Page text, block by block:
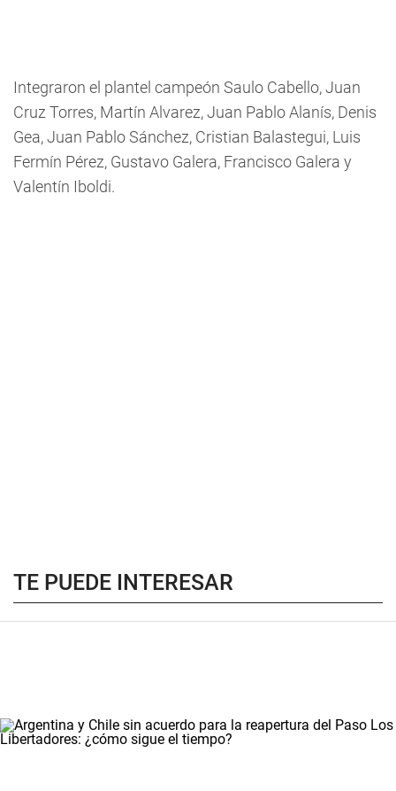
Integraron el plantel campeón Saulo Cabello, Juan
Cruz Torres, Martín Alvarez, Juan Pablo Alanís, Denis
Gea, Juan Pablo Sánchez, Cristian Balastegui, Luis
Fermín Pérez, Gustavo Galera, Francisco Galera y
Valentín Iboldi.
TE PUEDE INTERESAR